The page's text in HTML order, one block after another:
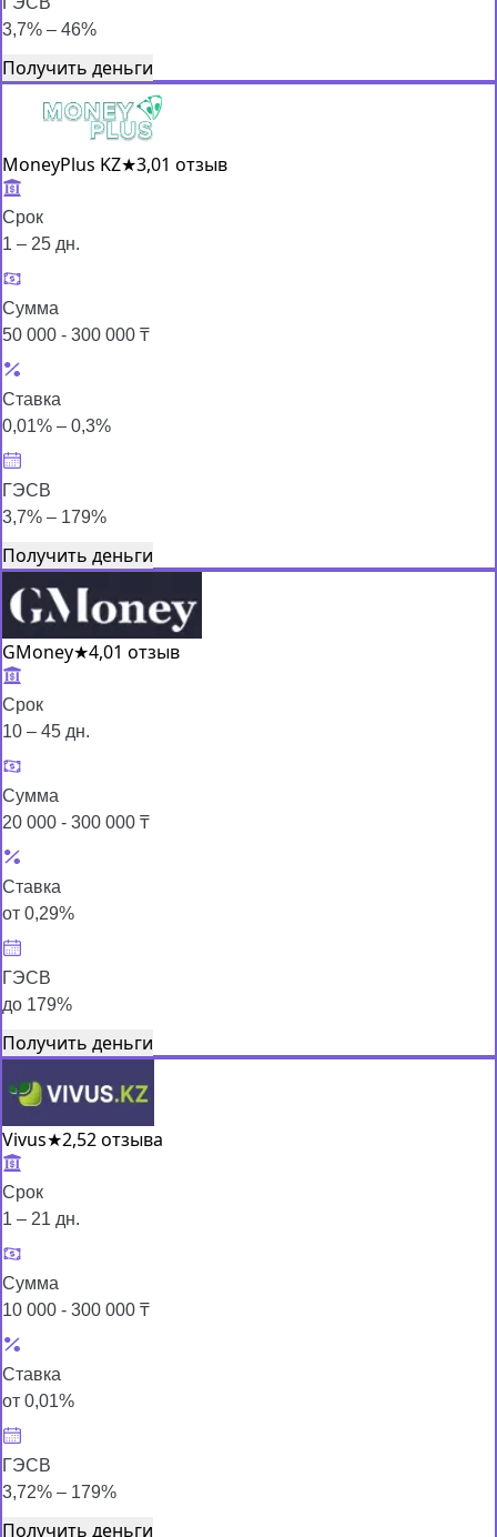
3,7% – 46%
Получить деньги
MoneyPlus KZ★3,01 отзыв
Срок
1 – 25 дн.
Сумма
50 000 - 300 000 ₸
Ставка
0,01% – 0,3%
ГЭСВ
3,7% – 179%
Получить деньги
GMoney★4,01 отзыв
Срок
10 – 45 дн.
Сумма
20 000 - 300 000 ₸
Ставка
от 0,29%
ГЭСВ
до 179%
Получить деньги
Vivus★2,52 отзыва
Срок
1 – 21 дн.
Сумма
10 000 - 300 000 ₸
Ставка
от 0,01%
ГЭСВ
3,72% – 179%
Получить деньги